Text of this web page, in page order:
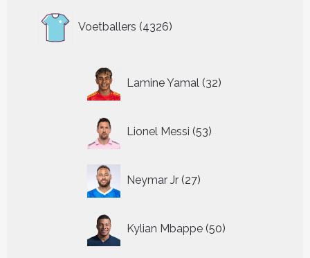
Voetballers 4326
producten
Lamine Yamal 32
producten
Lionel Messi 53
producten
Neymar Jr 27
producten
Kylian Mbappe 50
producten